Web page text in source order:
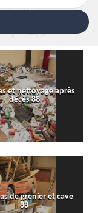
et nettoyage après
décès 88
de grenier et cave
88